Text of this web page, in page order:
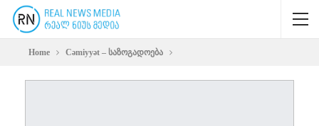
Home Cəmiyyət – საზოგადოება